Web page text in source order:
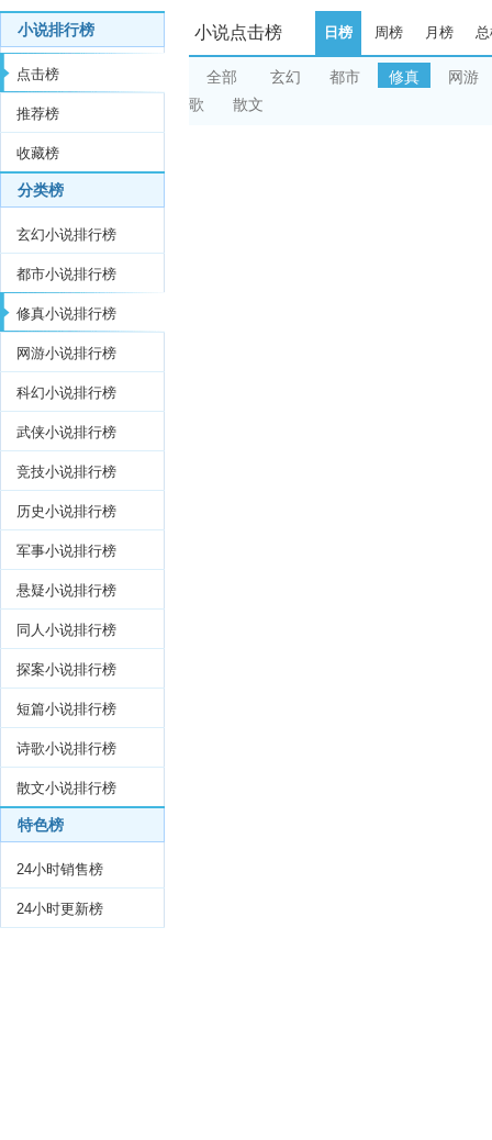
小说排行榜
点击榜
推荐榜
收藏榜
分类榜
玄幻小说排行榜
都市小说排行榜
修真小说排行榜
网游小说排行榜
科幻小说排行榜
武侠小说排行榜
竞技小说排行榜
历史小说排行榜
军事小说排行榜
悬疑小说排行榜
同人小说排行榜
探案小说排行榜
短篇小说排行榜
诗歌小说排行榜
散文小说排行榜
特色榜
24小时销售榜
24小时更新榜
小说点击榜 日榜 周榜 月榜
全部 玄幻 都市 修真
网游
歌
散文